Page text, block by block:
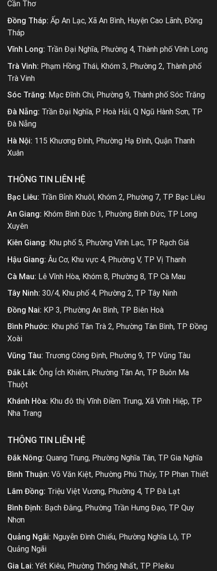
Cần Thơ
Đồng Tháp: Ấp An Lạc, Xã An Bình, Huyện Cao Lãnh, Đồng
Tháp
Vĩnh Long: Trần Đại Nghĩa, Phường 4, Thành phố Vĩnh Long
Trà Vinh: Phạm Hồng Thái, Khóm 3, Phường 2, Thành phố
Trà Vinh
Sóc Trăng: Mạc Đĩnh Chi, Phường 9, Thành phố Sóc Trăng
Đà Nẵng: Trần Đại Nghĩa, P Hoà Hải, Q Ngũ Hành Sơn, TP
Đà Nẵng
Hà Nội: 115 Khương Đình, Phường Hạ Đình, Quận Thanh
Xuân
THÔNG TIN LIÊN HỆ
Bạc Liêu: Trần Bỉnh Khuôl, Khóm 2, Phường 7, TP Bạc Liêu
An Giang: Khóm Bình Đức 1, Phường Bình Đức, TP Long
Xuyên
Kiên Giang: Khu phố 5, Phường Vĩnh Lạc, TP Rạch Giá
Hậu Giang: Âu Cơ, Khu vực 4, Phường V, TP Vị Thanh
Cà Mau: Lê Vĩnh Hòa, Khóm 8, Phường 8, TP Cà Mau
Tây Ninh: 30/4, Khu phố 4, Phường 2, TP Tây Ninh
Đồng Nai: KP 3, Phường An Bình, TP Biên Hoà
Bình Phước: Khu phố Tân Trà 2, Phường Tân Bình, TP Đồng
Xoài
Vũng Tàu: Trương Công Định, Phường 9, TP Vũng Tàu
Đắk Lắk: Ông Ích Khiêm, Phường Tân An, TP Buôn Ma
Thuột
Khánh Hòa: Khu đô thị Vĩnh Điềm Trung, Xã Vĩnh Hiệp, TP
Nha Trang
THÔNG TIN LIÊN HỆ
Đắk Nông: Quang Trung, Phường Nghĩa Tân, TP Gia Nghĩa
Bình Thuận: Võ Văn Kiệt, Phường Phú Thủy, TP Phan Thiết
Lâm Đồng: Triệu Việt Vương, Phường 4, TP Đà Lạt
Bình Định: Bạch Đằng, Phường Trần Hưng Đạo, TP Quy
Nhơn
Quảng Ngãi: Nguyễn Đình Chiểu, Phường Nghĩa Lộ, TP
Quảng Ngãi
Gia Lai: Yết Kiêu, Phường Thống Nhất, TP Pleiku